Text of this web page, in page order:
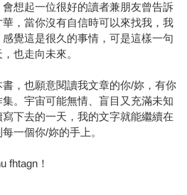
想起一位很好的讀者兼朋友曾告訴
，當你沒有自信時可以來找我，我
覺這是很久的事情，可是這樣一句
也走向未來。
，也願意閱讀我文章的你/妳，有你
。宇宙可能無情、盲目又充滿未知
下去的一天，我的文字就能繼續在
一個你/妳的手上。
fhtagn！